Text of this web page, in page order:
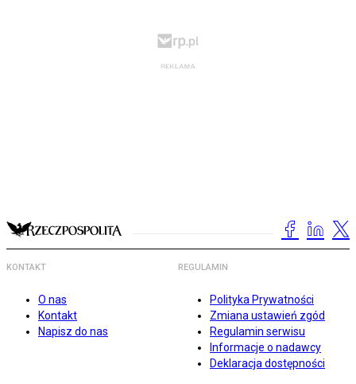
KONTAKT
O nas
Kontakt
Napisz do nas
REGULAMIN
Polityka Prywatności
Zmiana ustawień zgód
Regulamin serwisu
Informacje o nadawcy
Deklaracja dostępności